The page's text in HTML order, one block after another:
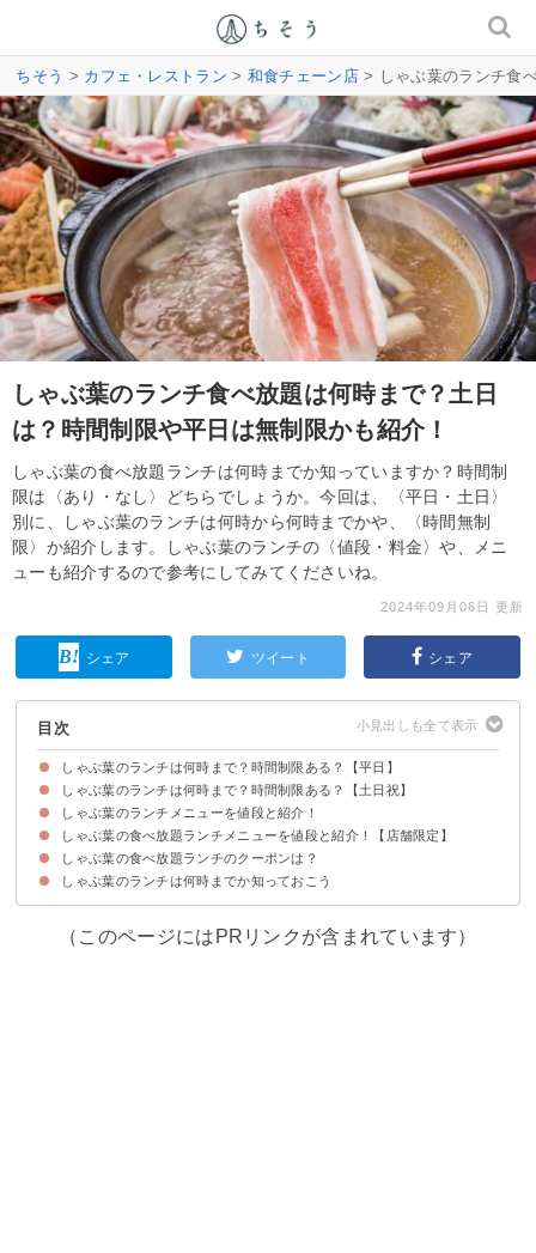
ちそう > カフェ・レストラン > 和食チェーン店> しゃぶ葉のランチ食
しゃぶ葉のランチ食べ放題は何時まで？土日
は？時間制限や平日は無制限かも紹介！
しゃぶ葉の食べ放題ランチは何時までか知っていますか？時間制
限は〈あり・なし〉どちらでしょうか。今回は、〈平日・土日〉
別に、しゃぶ葉のランチは何時から何時までかや、〈時間無制
限〉か紹介します。しゃぶ葉のランチの〈値段・料金〉や、メニ
ューも紹介するので参考にしてみてくださいね。
2024年09月06日 更新
シェア ツイート シェア
目次
しゃぶ葉のランチは何時まで？時間制限ある？【平日】
しゃぶ葉のランチ時間は開店〜16時で時間は無制限【平日】
ただし14:40以降の入店・注文には80分の時間制限がかかる【平日】
しゃぶ葉の店舗限定の食べ放題ランチの制限時間【平日】
しゃぶ葉のランチは何時まで？時間制限ある？【土日祝】
しゃぶ葉のランチ時間は平日と同様に開店〜16時【土日祝】
土日祝日は何時に入店しても80分の時間制限がかかる【土日祝】
しゃぶ葉の店舗限定の食べ放題ランチの制限時間【土日】
しゃぶ葉には何時までに入店すべき？滞在中に午後4時を過ぎたら？【平
日・土日祝共通】
しゃぶ葉のランチメニューを値段と紹介！
①ラム&国産牛食べ放題コース（3299円）
②ラム食べ放題コース（2859円）
③国産牛食べ放題コース（3079円）
④赤城山麓豚&牛みすじ食べ放題コース（2419円）
⑤牛&豚食べ放題コース（1979円）
⑥豚食べ放題コース（1759円）
⑦豚バラ食べ放題コース（1539円）
しゃぶ葉の食べ放題ランチメニューを値段と紹介！【店舗限定】
①豚バラ肉食べ放題ランチ（1319円）
②豚食べ放題ランチ（1539円）
③厳選肉2皿限定（1299円）
④豚2皿限定（1099円）
⑤豚3皿&お野菜食べ放題セット（1319円）
しゃぶ葉の食べ放題ランチのクーポンは？
しゃぶ葉の食べ放題ランチで使えるお得なクーポン情報
しゃぶ葉のランチは何時までか知っておこう
（このページにはPRリンクが含まれています）